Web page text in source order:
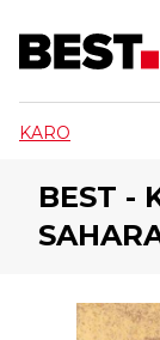
KARO
BEST -